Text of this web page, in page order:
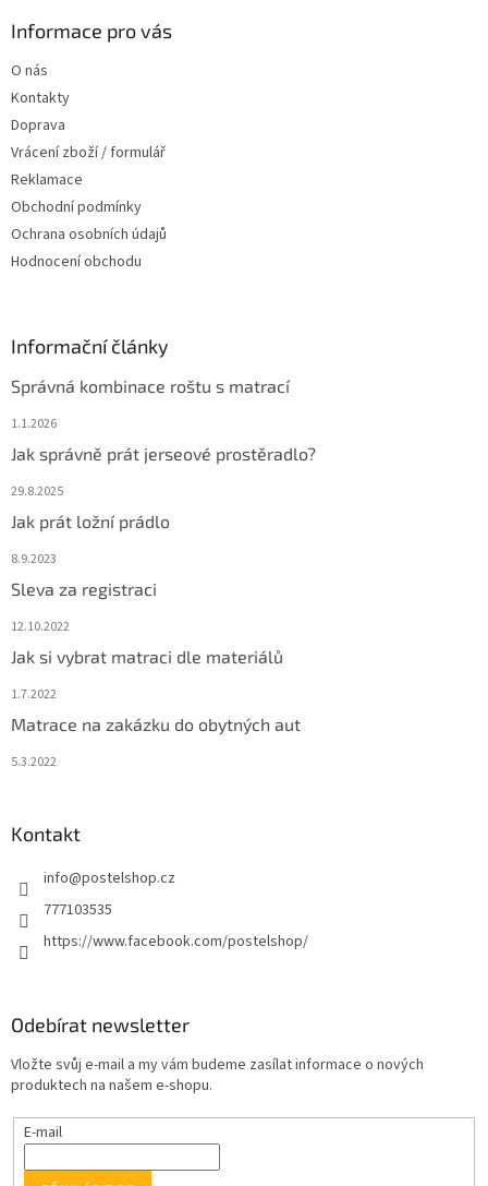
Informace pro vás
O nás
Kontakty
Doprava
Vrácení zboží / formulář
Reklamace
Obchodní podmínky
Ochrana osobních údajů
Hodnocení obchodu
Informační články
Správná kombinace roštu s matrací
1.1.2026
Jak správně prát jerseové prostěradlo?
29.8.2025
Jak prát ložní prádlo
8.9.2023
Sleva za registraci
12.10.2022
Jak si vybrat matraci dle materiálů
1.7.2022
Matrace na zakázku do obytných aut
5.3.2022
Kontakt
info@postelshop.cz
777103535
https://www.facebook.com/postelshop/
Odebírat newsletter
Vložte svůj e-mail a my vám budeme zasílat informace o nových
produktech na našem e-shopu.
E-mail